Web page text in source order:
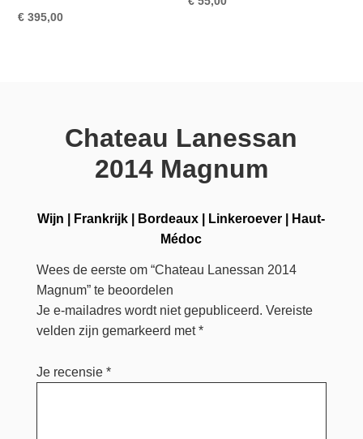
€ 395,00
Chateau Lanessan
2014 Magnum
Wijn Frankrijk Bordeaux Linkeroever
Haut-
Médoc
Wees de eerste om “Chateau Lanessan 2014
Magnum” te beoordelen
Je e-mailadres wordt niet gepubliceerd. Vereiste
velden zijn gemarkeerd met*
Je recensie *